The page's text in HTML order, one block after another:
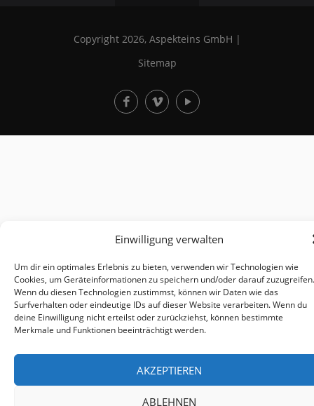
Einwilligung verwalten
Um dir ein optimales Erlebnis zu bieten, verwenden wir Technologien wie
Cookies, um Geräteinformationen zu speichern und/oder darauf zuzugreifen.
Wenn du diesen Technologien zustimmst, können wir Daten wie das
Surfverhalten oder eindeutige IDs auf dieser Website verarbeiten. Wenn du
deine Einwilligung nicht erteilst oder zurückziehst, können bestimmte
Merkmale und Funktionen beeinträchtigt werden.
AKZEPTIEREN
ABLEHNEN
Copyright 2026, Aspekteins GmbH |
Sitemap